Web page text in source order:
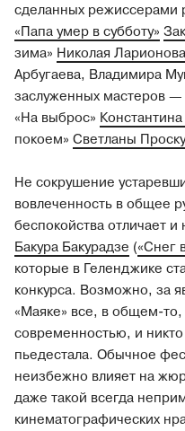
сделанных
«Папа умер в субботу»
зима» Николая Ларионова
Арбугаева, Владимира
заслуженных мастеров —
«На выброс»
покоем» Светланы
Не сокрушение
вовлеченность в общее
беспокойства отличает
Бакура Бакурадзе («Снег
которые в Геленджике
конкурса. Возможно, за
«Маяке» все, в общем-
современностью, и никто
пьедестала. Обычное
неизбежно влияет на
даже такой всегда
кинематографических